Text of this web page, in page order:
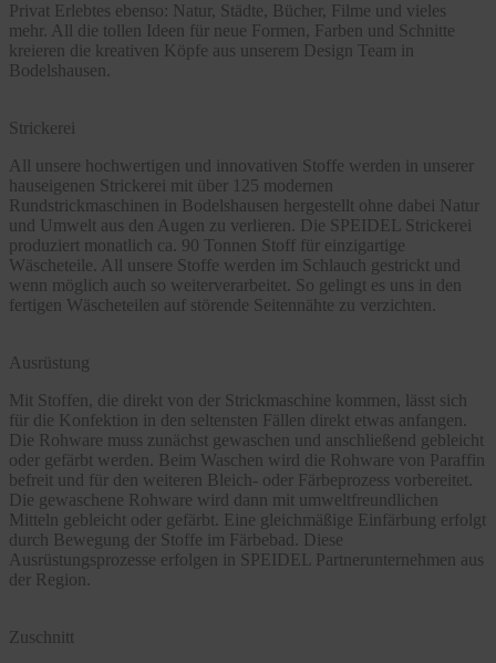
Privat Erlebtes ebenso: Natur, Städte, Bücher, Filme und vieles
mehr. All die tollen Ideen für neue Formen, Farben und Schnitte
kreieren die kreativen Köpfe aus unserem Design Team in
Bodelshausen.
Strickerei
All unsere hochwertigen und innovativen Stoffe werden in unserer
hauseigenen Strickerei mit über 125 modernen
Rundstrickmaschinen in Bodelshausen hergestellt ohne dabei Natur
und Umwelt aus den Augen zu verlieren. Die SPEIDEL Strickerei
produziert monatlich ca. 90 Tonnen Stoff für einzigartige
Wäscheteile. All unsere Stoffe werden im Schlauch gestrickt und
wenn möglich auch so weiterverarbeitet. So gelingt es uns in den
fertigen Wäscheteilen auf störende Seitennähte zu verzichten.
Ausrüstung
Mit Stoffen, die direkt von der Strickmaschine kommen, lässt sich
für die Konfektion in den seltensten Fällen direkt etwas anfangen.
Die Rohware muss zunächst gewaschen und anschließend gebleicht
oder gefärbt werden. Beim Waschen wird die Rohware von Paraffin
befreit und für den weiteren Bleich- oder Färbeprozess vorbereitet.
Die gewaschene Rohware wird dann mit umweltfreundlichen
Mitteln gebleicht oder gefärbt. Eine gleichmäßige Einfärbung erfolgt
durch Bewegung der Stoffe im Färbebad. Diese
Ausrüstungsprozesse erfolgen in SPEIDEL Partnerunternehmen aus
der Region.
Zuschnitt